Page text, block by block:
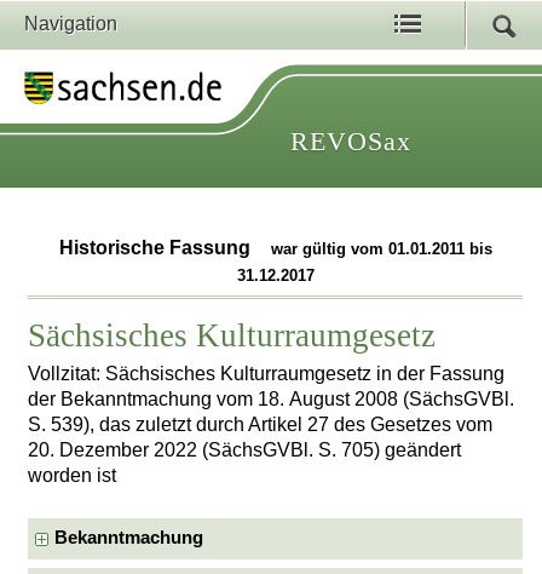
Navigation
REVOSax
Historische Fassung
war gültig vom 01.01.2011 bis
31.12.2017
Sächsisches Kulturraumgesetz
Vollzitat: Sächsisches Kulturraumgesetz in der Fassung
der Bekanntmachung vom 18. August 2008 (SächsGVBl.
S. 539), das zuletzt durch Artikel 27 des Gesetzes vom
20. Dezember 2022 (SächsGVBl. S. 705) geändert
worden ist
Bekanntmachung